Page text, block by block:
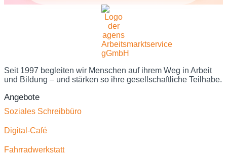
Seit 1997 begleiten wir Menschen auf ihrem Weg in Arbeit
und Bildung – und stärken so ihre gesellschaftliche Teilhabe.
Angebote
Soziales Schreibbüro
Digital-Café
Fahrradwerkstatt